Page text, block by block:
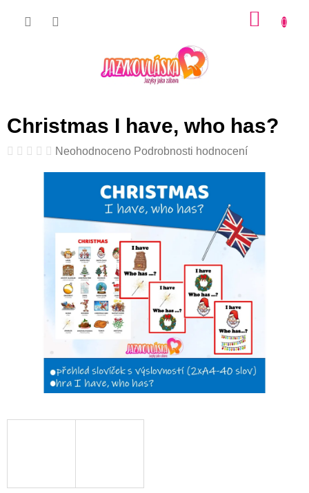
Christmas I have, who has?
Průměrné
produktu
5
hvězdiček.
Neohodnoceno Podrobnosti hodnocení